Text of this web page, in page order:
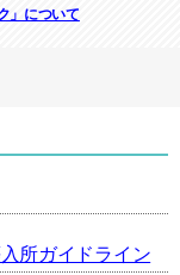
」について
所ガイドライン